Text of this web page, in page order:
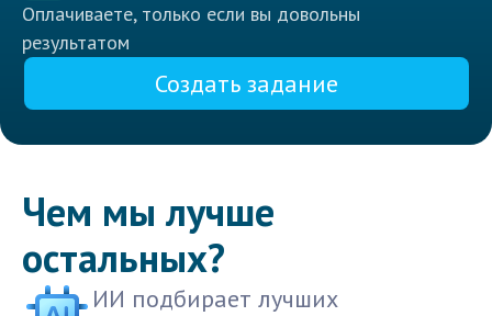
Оплачиваете, только если вы довольны
результатом
Создать задание
Чем мы лучше
остальных?
ИИ подбирает лучших